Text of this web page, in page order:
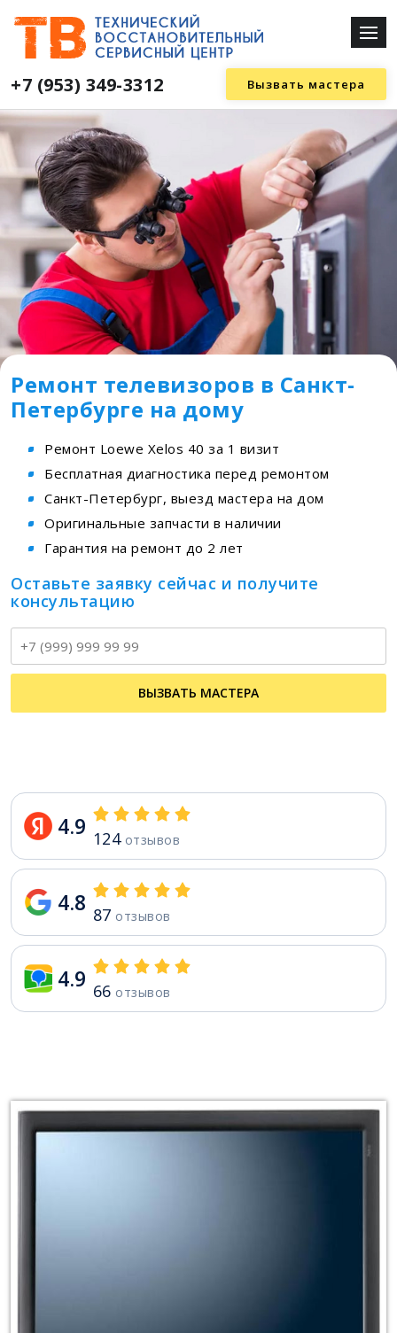
+7 (953) 349-3312 Вызвать мастера
Ремонт телевизоров в Санкт-
Петербурге на дому
Ремонт Loewe Xelos 40 за 1 визит
Бесплатная диагностика перед ремонтом
Санкт-Петербург, выезд мастера на дом
Оригинальные запчасти в наличии
Гарантия на ремонт до 2 лет
Оставьте заявку сейчас и получите
консультацию
ВЫЗВАТЬ МАСТЕРА
4.9 124отзывов
4.8 87 отзывов
4.9 66 отзывов